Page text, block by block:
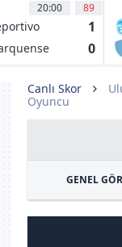
20:00 89
1
0
Canlı Skor
Oyuncu
GENEL